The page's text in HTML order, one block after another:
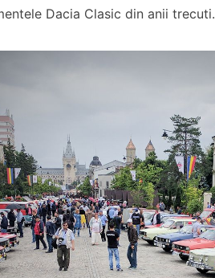
Dacia Clasic din anii trecuti.